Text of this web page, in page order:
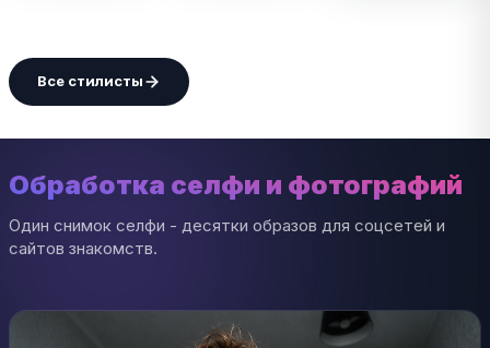
Все стилисты
Обработка селфи и фотографий
Один снимок селфи - десятки образов для соцсетей и
сайтов знакомств.